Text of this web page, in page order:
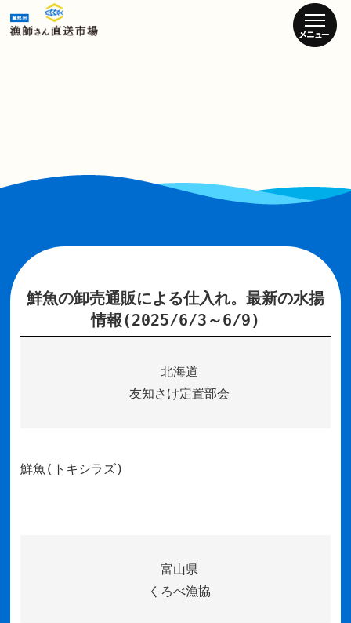
鮮魚の卸売通販による仕入れ。最新の水揚
情報(2025/6/3～6/9)
北海道
友知さけ定置部会
鮮魚(トキシラズ)
富山県
くろべ漁協